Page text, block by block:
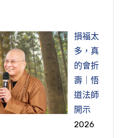
損福太
多，真
的會折
壽｜悟
道法師
開示
2026